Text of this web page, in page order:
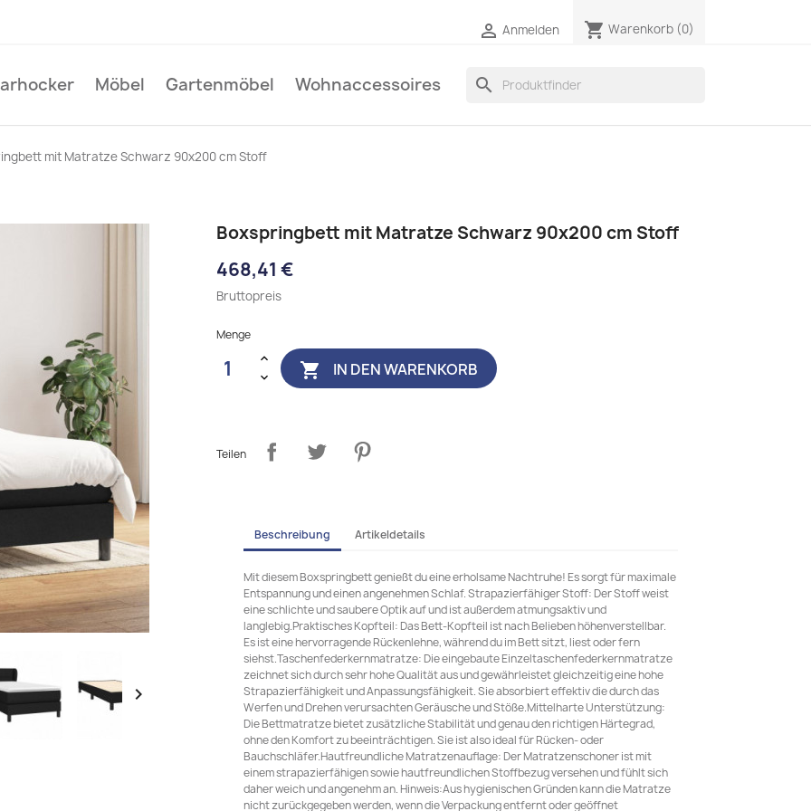
 Anmelden shopping_cart Warenkorb (0)
Möbel Gartenmöbel Wohnaccessoires search
mit Matratze Schwarz 90x200 cm Stoff

Boxspringbett mit Matratze Schwarz 90x200 cm Stoff
468,41 €
Bruttopreis
Menge
 IN DEN WARENKORB
Teilen
Beschreibung Artikeldetails
Mit diesem Boxspringbett genießt du eine erholsame Nachtruhe! Es sorgt für maximale
Entspannung und einen angenehmen Schlaf. Strapazierfähiger Stoff: Der Stoff weist
eine schlichte und saubere Optik auf und ist außerdem atmungsaktiv und
langlebig.Praktisches Kopfteil: Das Bett-Kopfteil ist nach Belieben höhenverstellbar.
Es ist eine hervorragende Rückenlehne, während du im Bett sitzt, liest oder fern
siehst.Taschenfederkernmatratze: Die eingebaute Einzeltaschenfederkernmatratze
zeichnet sich durch sehr hohe Qualität aus und gewährleistet gleichzeitig eine hohe
Strapazierfähigkeit und Anpassungsfähigkeit. Sie absorbiert effektiv die durch das
Werfen und Drehen verursachten Geräusche und Stöße.Mittelharte Unterstützung:
Die Bettmatratze bietet zusätzliche Stabilität und genau den richtigen Härtegrad,
ohne den Komfort zu beeinträchtigen. Sie ist also ideal für Rücken- oder
Bauchschläfer.Hautfreundliche Matratzenauflage: Der Matratzenschoner ist mit
einem strapazierfähigen sowie hautfreundlichen Stoffbezug versehen und fühlt sich
daher weich und angenehm an. Hinweis:Aus hygienischen Gründen kann die Matratze
nicht zurückgegeben werden, wenn die Verpackung entfernt oder geöffnet